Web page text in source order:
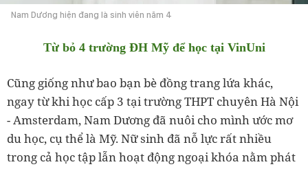
Nam Dương hiện đang là sinh viên năm 4
Từ bỏ 4 trường ĐH Mỹ để học tại VinUni
Cũng giống như bao bạn bè đồng trang lứa khác,
ngay từ khi học cấp 3 tại trường THPT chuyên Hà Nội
- Amsterdam, Nam Dương đã nuôi cho mình ước mơ
du học, cụ thể là Mỹ. Nữ sinh đã nỗ lực rất nhiều
trong cả học tập lẫn hoạt động ngoại khóa nằm phát